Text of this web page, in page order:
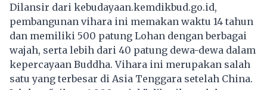
Dilansir dari kebudayaan.kemdikbud.go.id,
pembangunan vihara ini memakan waktu 14 tahun
dan memiliki 500 patung Lohan dengan berbagai
wajah, serta lebih dari 40 patung dewa-dewa dalam
kepercayaan Buddha. Vihara ini merupakan salah
satu yang terbesar di Asia Tenggara setelah China.